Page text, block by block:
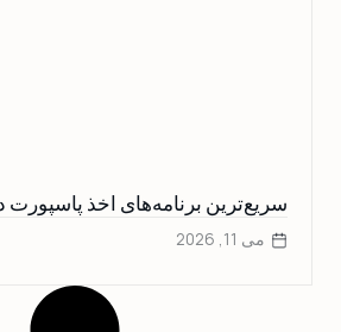
سریع‌ترین برنامه‌های اخذ پاسپورت
می 11, 2026